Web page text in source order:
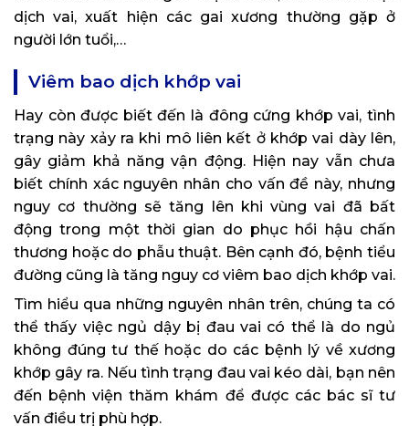
dịch vai, xuất hiện các gai xương thường gặp ở
người lớn tuổi,…
Viêm bao dịch khớp vai
Hay còn được biết đến là đông cứng khớp vai, tình
trạng này xảy ra khi mô liên kết ở khớp vai dày lên,
gây giảm khả năng vận động. Hiện nay vẫn chưa
biết chính xác nguyên nhân cho vấn đề này, nhưng
nguy cơ thường sẽ tăng lên khi vùng vai đã bất
động trong một thời gian do phục hồi hậu chấn
thương hoặc do phẫu thuật. Bên cạnh đó, bệnh tiểu
đường cũng là tăng nguy cơ viêm bao dịch khớp vai.
Tìm hiểu qua những nguyên nhân trên, chúng ta có
thể thấy việc ngủ dậy bị đau vai có thể là do ngủ
không đúng tư thế hoặc do các bệnh lý về xương
khớp gây ra. Nếu tình trạng đau vai kéo dài, bạn nên
đến bệnh viện thăm khám để được các bác sĩ tư
vấn điều trị phù hợp.